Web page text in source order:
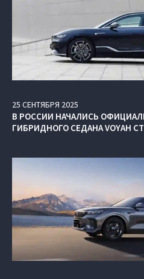
25 СЕНТЯБРЯ 2025
В РОССИИ НАЧАЛИСЬ
ГИБРИДНОГО СЕДАНА VOYAH